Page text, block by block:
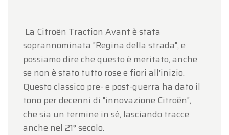
La Citroën Traction Avant è stata
soprannominata "Regina della strada", e
possiamo dire che questo è meritato, anche
se non è stato tutto rose e fiori all'inizio.
Questo classico pre- e post-guerra ha dato il
tono per decenni di "innovazione Citroën",
che sia un termine in sé, lasciando tracce
anche nel 21° secolo.